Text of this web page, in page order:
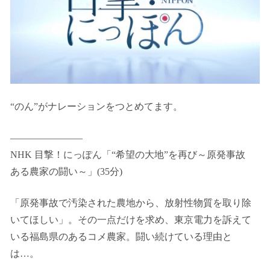
“のん”がナレーションをつとめてます。
———————–
NHK 目撃！にっぽん「“希望の大地”を再び～原発事故
ある農家の闘い～」(35分)
「原発事故で汚染された農地から、放射性物質を取り除
いてほしい」。その一点だけを求め、東京電力を訴えて
いる福島県のあるコメ農家。闘い続けている理由と
は…。